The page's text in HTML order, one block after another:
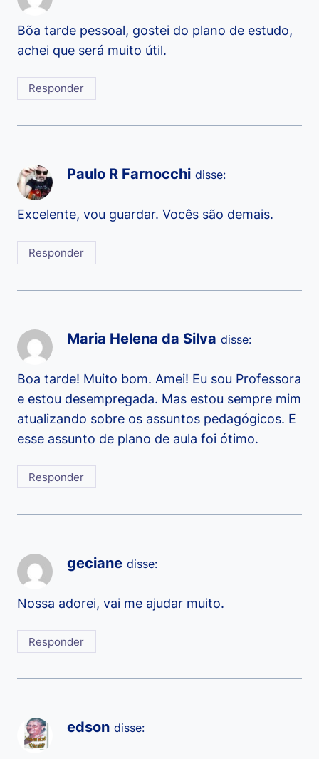
Bõa tarde pessoal, gostei do plano de estudo,
achei que será muito útil.
Responder
Paulo R Farnocchi disse:
Excelente, vou guardar. Vocês são demais.
Responder
Maria Helena da Silva disse:
Boa tarde! Muito bom. Amei! Eu sou Professora
e estou desempregada. Mas estou sempre mim
atualizando sobre os assuntos pedagógicos. E
esse assunto de plano de aula foi ótimo.
Responder
geciane disse:
Nossa adorei, vai me ajudar muito.
Responder
edson disse: